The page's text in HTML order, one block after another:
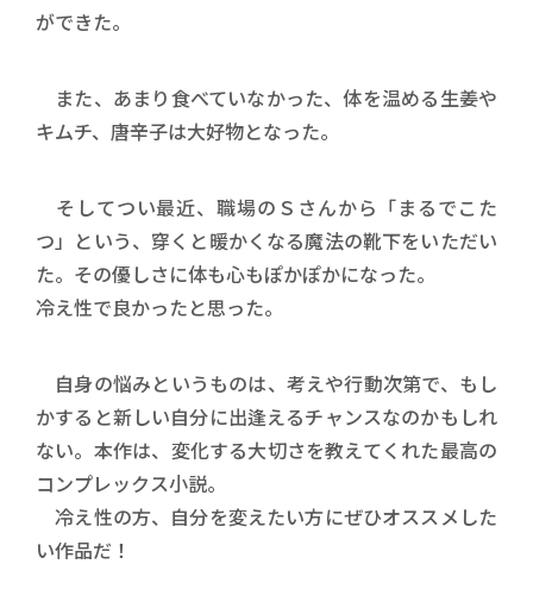
ができた。
また、あまり食べていなかった、体を温める生姜や
キムチ、唐辛子は大好物となった。
そしてつい最近、職場のＳさんから「まるでこた
つ」という、穿くと暖かくなる魔法の靴下をいただい
た。その優しさに体も心もぽかぽかになった。
冷え性で良かったと思った。
自身の悩みというものは、考えや行動次第で、もし
かすると新しい自分に出逢えるチャンスなのかもしれ
ない。本作は、変化する大切さを教えてくれた最高の
コンプレックス小説。
冷え性の方、自分を変えたい方にぜひオススメした
い作品だ！